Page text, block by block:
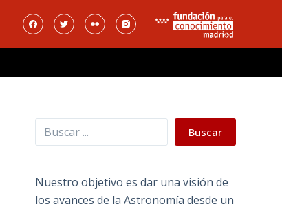
Buscar Buscar
Nuestro objetivo es dar una visión de
los avances de la Astronomía desde un